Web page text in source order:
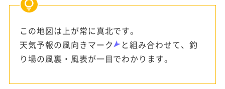
この地図は上が常に真北です。
天気予報の風向きマーク
と組み合わせて、釣
り場の風裏・風表が一目でわかります。